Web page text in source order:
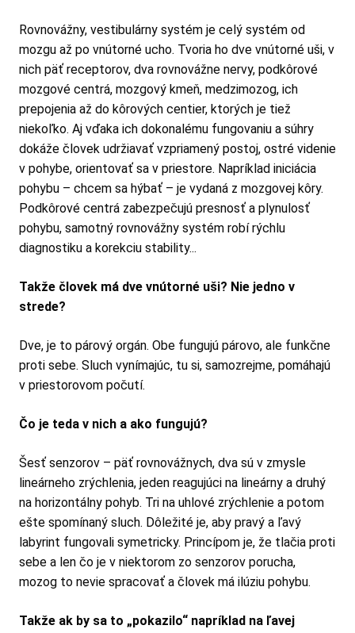
Rovnovážny, vestibulárny systém je celý systém od
mozgu až po vnútorné ucho. Tvoria ho dve vnútorné uši, v
nich päť receptorov, dva rovnovážne nervy, podkôrové
mozgové centrá, mozgový kmeň, medzimozog, ich
prepojenia až do kôrových centier, ktorých je tiež
niekoľko. Aj vďaka ich dokonalému fungovaniu a súhry
dokáže človek udržiavať vzpriamený postoj, ostré videnie
v pohybe, orientovať sa v priestore. Napríklad iniciácia
pohybu – chcem sa hýbať – je vydaná z mozgovej kôry.
Podkôrové centrá zabezpečujú presnosť a plynulosť
pohybu, samotný rovnovážny systém robí rýchlu
diagnostiku a korekciu stability...
Takže človek má dve vnútorné uši? Nie jedno v
strede?
Dve, je to párový orgán. Obe fungujú párovo, ale funkčne
proti sebe. Sluch vynímajúc, tu si, samozrejme, pomáhajú
v priestorovom počutí.
Čo je teda v nich a ako fungujú?
Šesť senzorov – päť rovnovážnych, dva sú v zmysle
lineárneho zrýchlenia, jeden reagujúci na lineárny a druhý
na horizontálny pohyb. Tri na uhlové zrýchlenie a potom
ešte spomínaný sluch. Dôležité je, aby pravý a ľavý
labyrint fungovali symetricky. Princípom je, že tlačia proti
sebe a len čo je v niektorom zo senzorov porucha,
mozog to nevie spracovať a človek má ilúziu pohybu.
Takže ak by sa to „pokazilo“ napríklad na ľavej